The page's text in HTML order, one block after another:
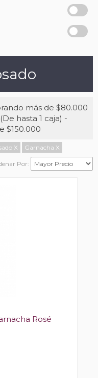
más de $80.000
hasta 1 caja) -
$150.000
X Garnacha X
Por:
Rosé